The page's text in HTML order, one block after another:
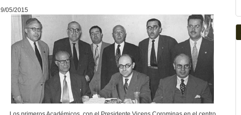
05/2015